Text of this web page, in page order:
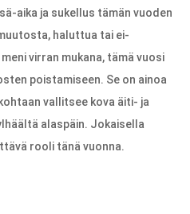
aika ja sukellus tämän vuoden
haluttua tai ei-
virran mukana, tämä vuosi
poistamiseen. Se on ainoa
vallitsee kova äiti- ja
alaspäin. Jokaisella
rooli tänä vuonna.